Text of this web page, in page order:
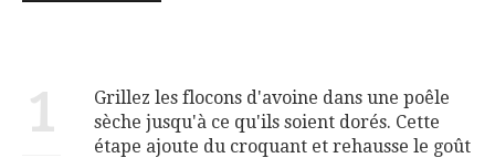
1
Grillez les flocons d'avoine dans une poêle
sèche jusqu'à ce qu'ils soient dorés. Cette
étape ajoute du croquant et rehausse le goût